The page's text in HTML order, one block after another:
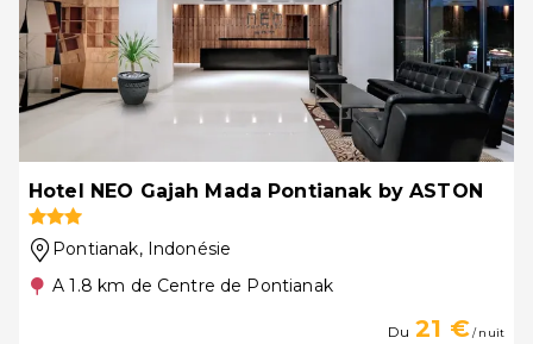
Hotel NEO Gajah Mada Pontianak by ASTON
Pontianak, Indonésie
A 1.8 km de Centre de Pontianak
Du 21 €/ nuit